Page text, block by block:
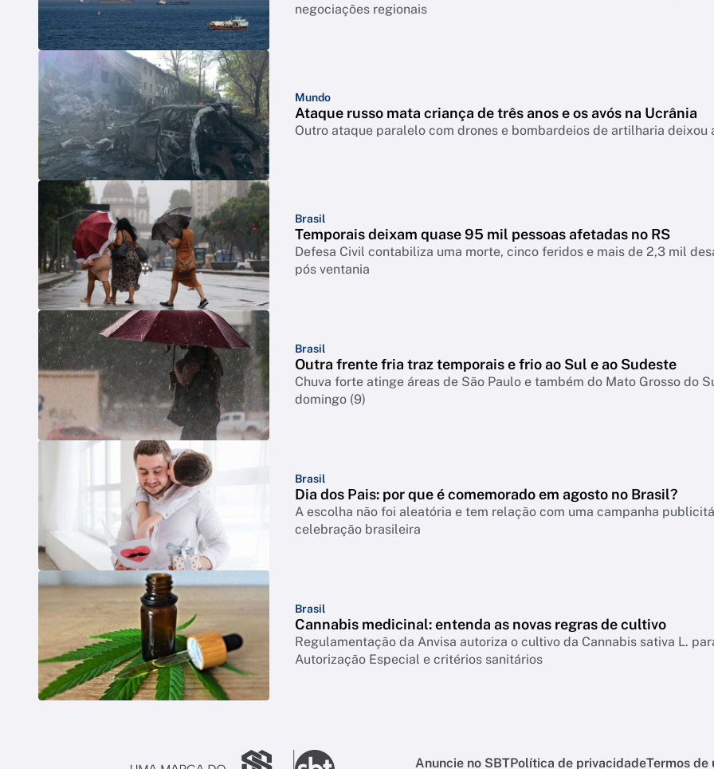
negociações regionais
Mundo
Ataque russo mata criança de três anos e os avós na Ucrânia
Outro ataque paralelo com drones e bombardeios de artilharia
Brasil
Temporais deixam quase 95 mil pessoas afetadas no RS
Defesa Civil contabiliza uma morte, cinco feridos e mais de 2,3 mil
pós ventania
Brasil
Outra frente fria traz temporais e frio ao Sul e ao Sudeste
Chuva forte atinge áreas de São Paulo e também do Mato Grosso do
domingo (9)
Brasil
Dia dos Pais: por que é comemorado em agosto no Brasil?
A escolha não foi aleatória e tem relação com uma campanha
celebração brasileira
Brasil
Cannabis medicinal: entenda as novas regras de cultivo
Regulamentação da Anvisa autoriza o cultivo da Cannabis sativa L.
Autorização Especial e critérios sanitários
Anuncie no SBTPolítica de privacidadeTermos de